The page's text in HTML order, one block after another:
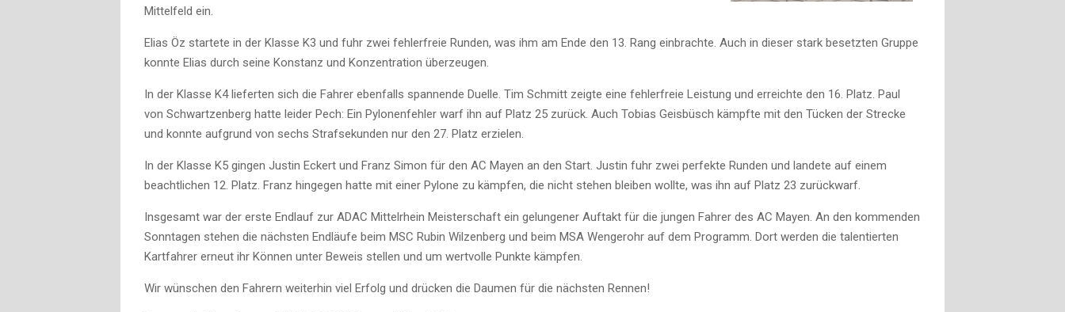
Mittelfeld ein.
Elias Öz startete in der Klasse K3 und fuhr zwei fehlerfreie Runden, was ihm am Ende den 13. Rang einbrachte. Auch in dieser stark besetzten Gruppe
konnte Elias durch seine Konstanz und Konzentration überzeugen.
In der Klasse K4 lieferten sich die Fahrer ebenfalls spannende Duelle. Tim Schmitt zeigte eine fehlerfreie Leistung und erreichte den 16. Platz. Paul
von Schwartzenberg hatte leider Pech: Ein Pylonenfehler warf ihn auf Platz 25 zurück. Auch Tobias Geisbüsch kämpfte mit den Tücken der Strecke
und konnte aufgrund von sechs Strafsekunden nur den 27. Platz erzielen.
In der Klasse K5 gingen Justin Eckert und Franz Simon für den AC Mayen an den Start. Justin fuhr zwei perfekte Runden und landete auf einem
beachtlichen 12. Platz. Franz hingegen hatte mit einer Pylone zu kämpfen, die nicht stehen bleiben wollte, was ihn auf Platz 23 zurückwarf.
Insgesamt war der erste Endlauf zur ADAC Mittelrhein Meisterschaft ein gelungener Auftakt für die jungen Fahrer des AC Mayen. An den kommenden
Sonntagen stehen die nächsten Endläufe beim MSC Rubin Wilzenberg und beim MSA Wengerohr auf dem Programm. Dort werden die talentierten
Kartfahrer erneut ihr Können unter Beweis stellen und um wertvolle Punkte kämpfen.
Wir wünschen den Fahrern weiterhin viel Erfolg und drücken die Daumen für die nächsten Rennen!